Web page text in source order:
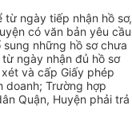
từ ngày tiếp nhận hồ sơ,
có văn bản yêu cầu
những hồ sơ chưa
ngày nhận đủ hồ sơ
và cấp Giấy phép
doanh; Trường hợp
Quận, Huyện phải trả